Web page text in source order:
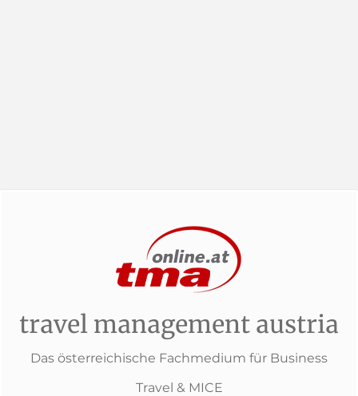
travel management austria
Das österreichische Fachmedium für Business
Travel & MICE